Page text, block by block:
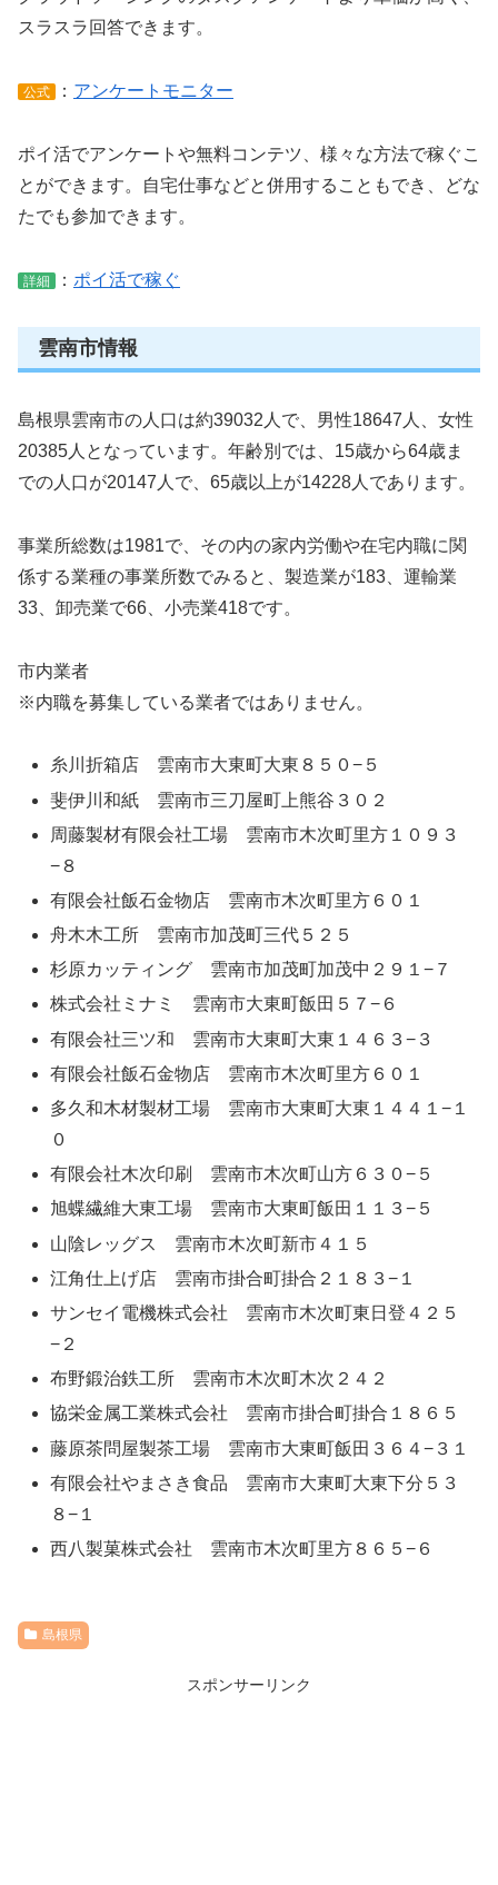
スラスラ回答できます。
公式 ： アンケートモニター
ポイ活でアンケートや無料コンテツ、様々な方法で稼ぐこ
とができます。自宅仕事などと併用することもでき、どな
たでも参加できます。
詳細 ： ポイ活で稼ぐ
雲南市情報
島根県雲南市の人口は約39032人で、男性18647人、女性
20385人となっています。年齢別では、15歳から64歳ま
での人口が20147人で、65歳以上が14228人であります。
事業所総数は1981で、その内の家内労働や在宅内職に関
係する業種の事業所数でみると、製造業が183、運輸業
33、卸売業で66、小売業418です。
市内業者
※内職を募集している業者ではありません。
糸川折箱店 雲南市大東町大東８５０−５
斐伊川和紙 雲南市三刀屋町上熊谷３０２
周藤製材有限会社工場 雲南市木次町里方１０９３
−８
有限会社飯石金物店 雲南市木次町里方６０１
舟木木工所 雲南市加茂町三代５２５
杉原カッティング 雲南市加茂町加茂中２９１−７
株式会社ミナミ 雲南市大東町飯田５７−６
有限会社三ツ和 雲南市大東町大東１４６３−３
有限会社飯石金物店 雲南市木次町里方６０１
多久和木材製材工場 雲南市大東町大東１４４１−１
０
有限会社木次印刷 雲南市木次町山方６３０−５
旭蝶繊維大東工場 雲南市大東町飯田１１３−５
山陰レッグス 雲南市木次町新市４１５
江角仕上げ店 雲南市掛合町掛合２１８３−１
サンセイ電機株式会社 雲南市木次町東日登４２５
−２
布野鍛治鉄工所 雲南市木次町木次２４２
協栄金属工業株式会社 雲南市掛合町掛合１８６５
藤原茶問屋製茶工場 雲南市大東町飯田３６４−３１
有限会社やまさき食品 雲南市大東町大東下分５３
８−１
西八製菓株式会社 雲南市木次町里方８６５−６
島根県
スポンサーリンク